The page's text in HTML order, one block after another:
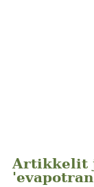
Artikkelit